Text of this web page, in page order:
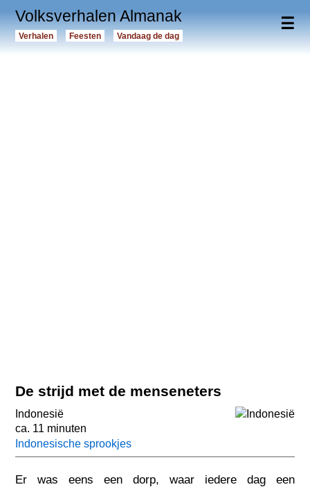
☰
Volksverhalen Almanak
Verhalen Feesten Vandaag de dag
De strijd met de menseneters
Indonesië
ca. 11 minuten
Indonesische sprookjes
Er was eens een dorp, waar iedere dag een